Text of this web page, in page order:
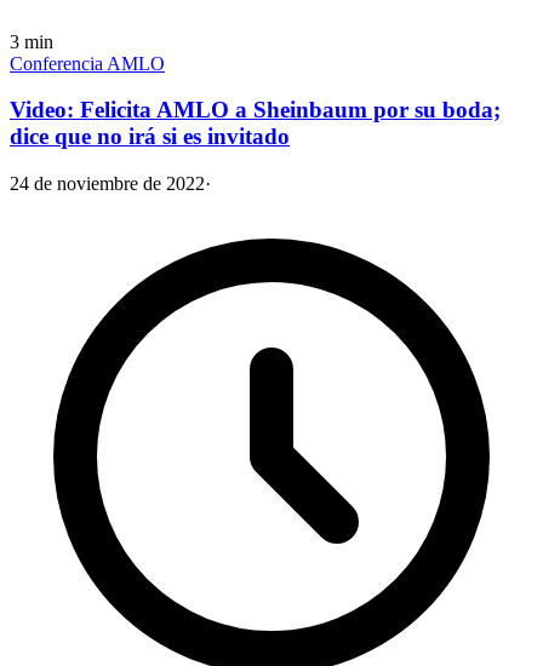
3 min
Conferencia AMLO
Video: Felicita AMLO a Sheinbaum por su boda;
dice que no irá si es invitado
24 de noviembre de 2022·